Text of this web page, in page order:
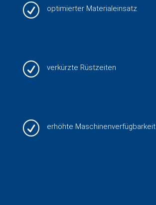
R optimierter Materialeinsatz
R verkürzte Rüstzeiten
R erhöhte Maschinenverfügbarkeit